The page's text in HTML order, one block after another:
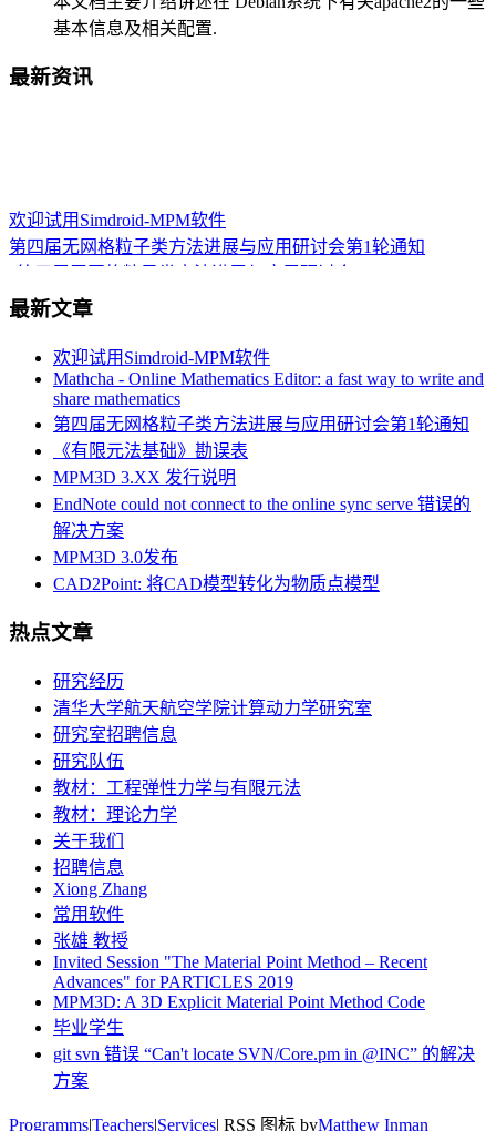
基本信息及相关配置.
最新资讯
欢迎试用Simdroid-MPM软件
第四届无网格粒子类方法进展与应用研讨会第1轮通知
“第三届无网格粒子类方法进展与应用研讨会”
这门“硬课”，清华这么教！
本站部分页面出现502错误的解决办法
Post-doctoral Position in Civil and Environmental Engineering
University of Missouri
本站部分资源下载链接问题
中科院力学所博士后/研究助理招聘（计算固体力学方向）
WCCM 2020 MS257: Model-based simulations of structural
responses under extreme loading conditions
Symposium on Numerical Methods and Applications at Varied
Length Scale at IRF 2020
最新文章
欢迎试用Simdroid-MPM软件
Mathcha - Online Mathematics Editor: a fast way to write and
share mathematics
第四届无网格粒子类方法进展与应用研讨会第1轮通知
《有限元法基础》勘误表
MPM3D 3.XX 发行说明
EndNote could not connect to the online sync serve 错误的
解决方案
MPM3D 3.0发布
CAD2Point: 将CAD模型转化为物质点模型
热点文章
研究经历
清华大学航天航空学院计算动力学研究室
研究室招聘信息
研究队伍
教材：工程弹性力学与有限元法
教材：理论力学
关于我们
招聘信息
Xiong Zhang
常用软件
张雄 教授
Invited Session "The Material Point Method – Recent
Advances" for PARTICLES 2019
MPM3D: A 3D Explicit Material Point Method Code
毕业学生
git svn 错误 “Can't locate SVN/Core.pm in @INC” 的解决
方案
Programms|Teachers|Services| RSS 图标 byMatthew Inman